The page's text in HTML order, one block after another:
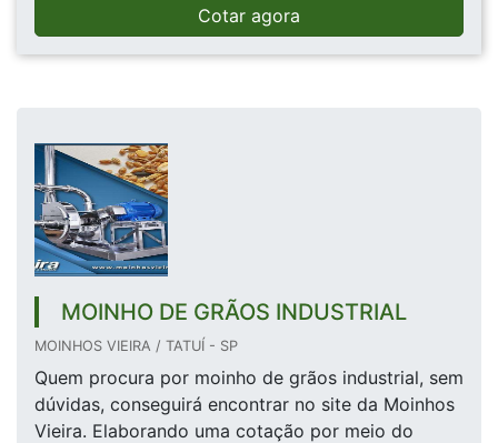
Cotar agora
MOINHO DE GRÃOS INDUSTRIAL
MOINHOS VIEIRA / TATUÍ - SP
Quem procura por moinho de grãos industrial, sem
dúvidas, conseguirá encontrar no site da Moinhos
Vieira. Elaborando uma cotação por meio do